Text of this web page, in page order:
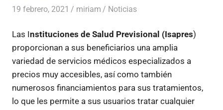
19 febrero, 2021 miriam Noticias
Las Instituciones de Salud Previsional (Isapres)
proporcionan a sus beneficiarios una amplia
variedad de servicios médicos especializados a
precios muy accesibles, así como también
numerosos financiamientos para sus tratamientos,
lo que les permite a sus usuarios tratar cualquier